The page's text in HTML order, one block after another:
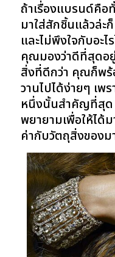
ถ้าเรื่องแบรนด์คือ
มาใส่สักชิ้นแล้วล่ะ
และไม่พึงใจกับอะ
คุณมองว่าดีที่สุดอ
สิ่งที่ดีกว่า คุณก็พร้
วานไปได้ง่ายๆ เพ
หนึ่งนั้นสำคัญที่สุ
พยายามเพื่อให้ได้
ค่ากับวัตถุสิ่งของม